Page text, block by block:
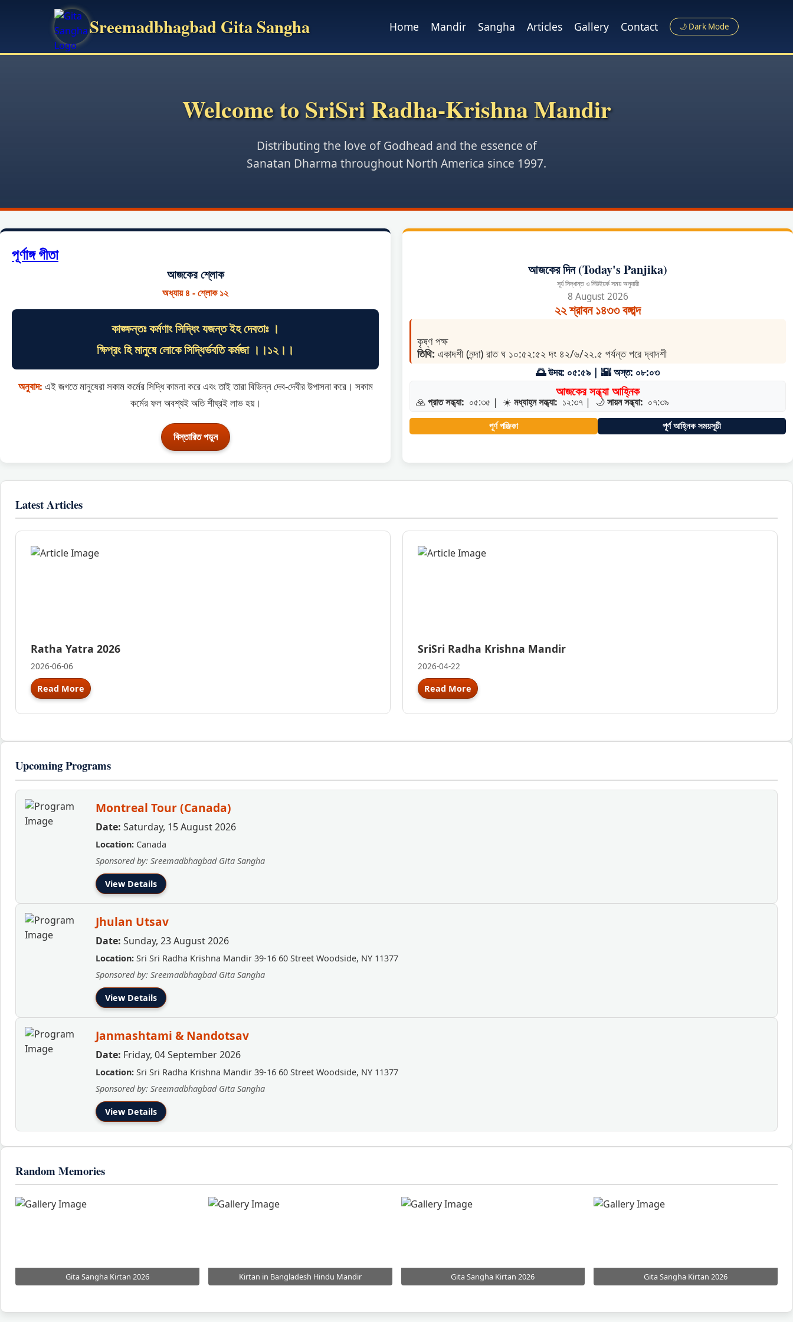
Sreemadbhagbad Gita Sangha Home Mandir Sangha Articles Gallery Contact 🌙 Dark Mode
Welcome to SriSri Radha-Krishna Mandir
Distributing the love of Godhead and the essence of
Sanatan Dharma throughout North America since 1997.
পূর্ণাঙ্গ গীতা
আজকের শ্লোক
অধ্যায় ৪ - শ্লোক ১২
কাঙ্ক্ষন্তঃ কর্মণাং সিদ্ধিং যজন্ত ইহ দেবতাঃ ।
ক্ষিপ্রং হি মানুষে লোকে সিদ্ধির্ভবতি কর্মজা ।।১২।।
অনুবাদ: এই জগতে মানুষেরা সকাম কর্মের সিদ্ধি কামনা করে এবং তাই তারা বিভিন্ন দেব-দেবীর উপাসনা করে। সকাম
কর্মের ফল অবশ্যই অতি শীঘ্রই লাভ হয়।
বিস্তারিত পড়ুন
আজকের দিন (Today's Panjika)
সূর্য সিদ্ধান্ত ও নিউইয়র্ক সময় অনুযায়ী
8 August 2026
২২ শ্রাবন ১৪৩৩ বঙ্গাব্দ
কৃষ্ণ পক্ষ
তিথি: একাদশী (নন্দা) রাত ঘ ১০:৫২:৫২ দং ৪২/৬/২২.৫ পর্যন্ত পরে দ্বাদশী
🌅 উদয়: ০৫:৫৯ | 🌇 অস্ত: ০৮:০৩
আজকের সন্ধ্যা আহ্নিক
🙏প্রাত সন্ধ্যা: ০৫:৩৫ | ☀️ মধ্যাহ্ন সন্ধ্যা: ১২:৩৭ | 🌙সায়ন সন্ধ্যা: ০৭:৩৯
পূর্ণ পঞ্জিকা পূর্ণ আহ্নিক সময়সূচী
Latest Articles
Ratha Yatra 2026
2026-06-06
Read More
SriSri Radha Krishna Mandir
2026-04-22
Read More
Upcoming Programs
Montreal Tour (Canada)
Date: Saturday, 15 August 2026
Location: Canada
Sponsored by: Sreemadbhagbad Gita Sangha
View Details
Jhulan Utsav
Date: Sunday, 23 August 2026
Location: Sri Sri Radha Krishna Mandir 39-16 60 Street Woodside, NY 11377
Sponsored by: Sreemadbhagbad Gita Sangha
View Details
Janmashtami & Nandotsav
Date: Friday, 04 September 2026
Location: Sri Sri Radha Krishna Mandir 39-16 60 Street Woodside, NY 11377
Sponsored by: Sreemadbhagbad Gita Sangha
View Details
Random Memories
Gita Sangha Kirtan 2026 Kirtan in Bangladesh Hindu Mandir Gita Sangha Kirtan 2026 Gita Sangha Kirtan 2026